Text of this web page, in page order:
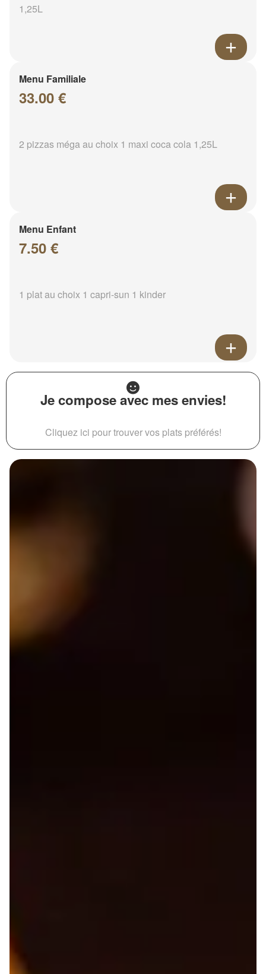
1,25L
Menu Familiale
33.00 €
2 pizzas méga au choix 1 maxi coca cola 1,25L
Menu Enfant
7.50 €
1 plat au choix 1 capri-sun 1 kinder
Je compose avec mes envies!
Cliquez ici pour trouver vos plats préférés!